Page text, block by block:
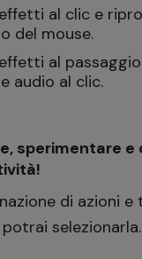
al clic e
del mouse.
al
audio al clic.
sperimentare e
di azioni
selezionarla.